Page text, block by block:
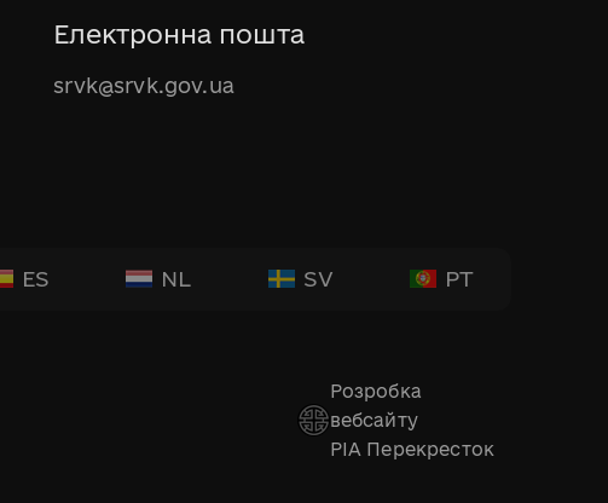
Електронна пошта
srvk@srvk.gov.ua
ES NL SV PT
Розробка
вебсайту
РІА Перекресток